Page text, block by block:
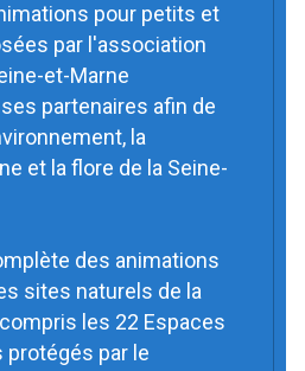
pour petits et
par l'association
et-Marne
partenaires afin de
la
et la flore de la Seine-
des animations
sites naturels de la
les 22 Espaces
par le